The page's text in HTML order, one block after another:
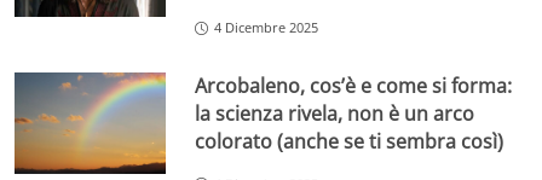
4 Dicembre 2025
Arcobaleno, cos’è e come si forma:
la scienza rivela, non è un arco
colorato (anche se ti sembra così)